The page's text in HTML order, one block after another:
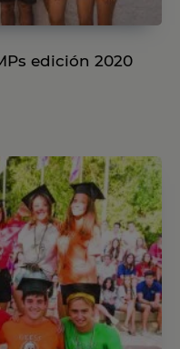
edición 2020